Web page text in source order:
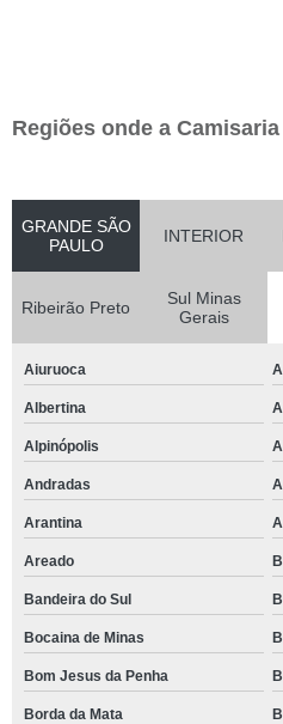
Regiões onde a
GRANDE SÃO
PAULO
INTERIOR
Ribeirão Preto
Sul Minas
Gerais
Aiuruoca
Albertina
Alpinópolis
Andradas
Arantina
Areado
Bandeira do Sul
Bocaina de Minas
Bom Jesus da Penha
Borda da Mata